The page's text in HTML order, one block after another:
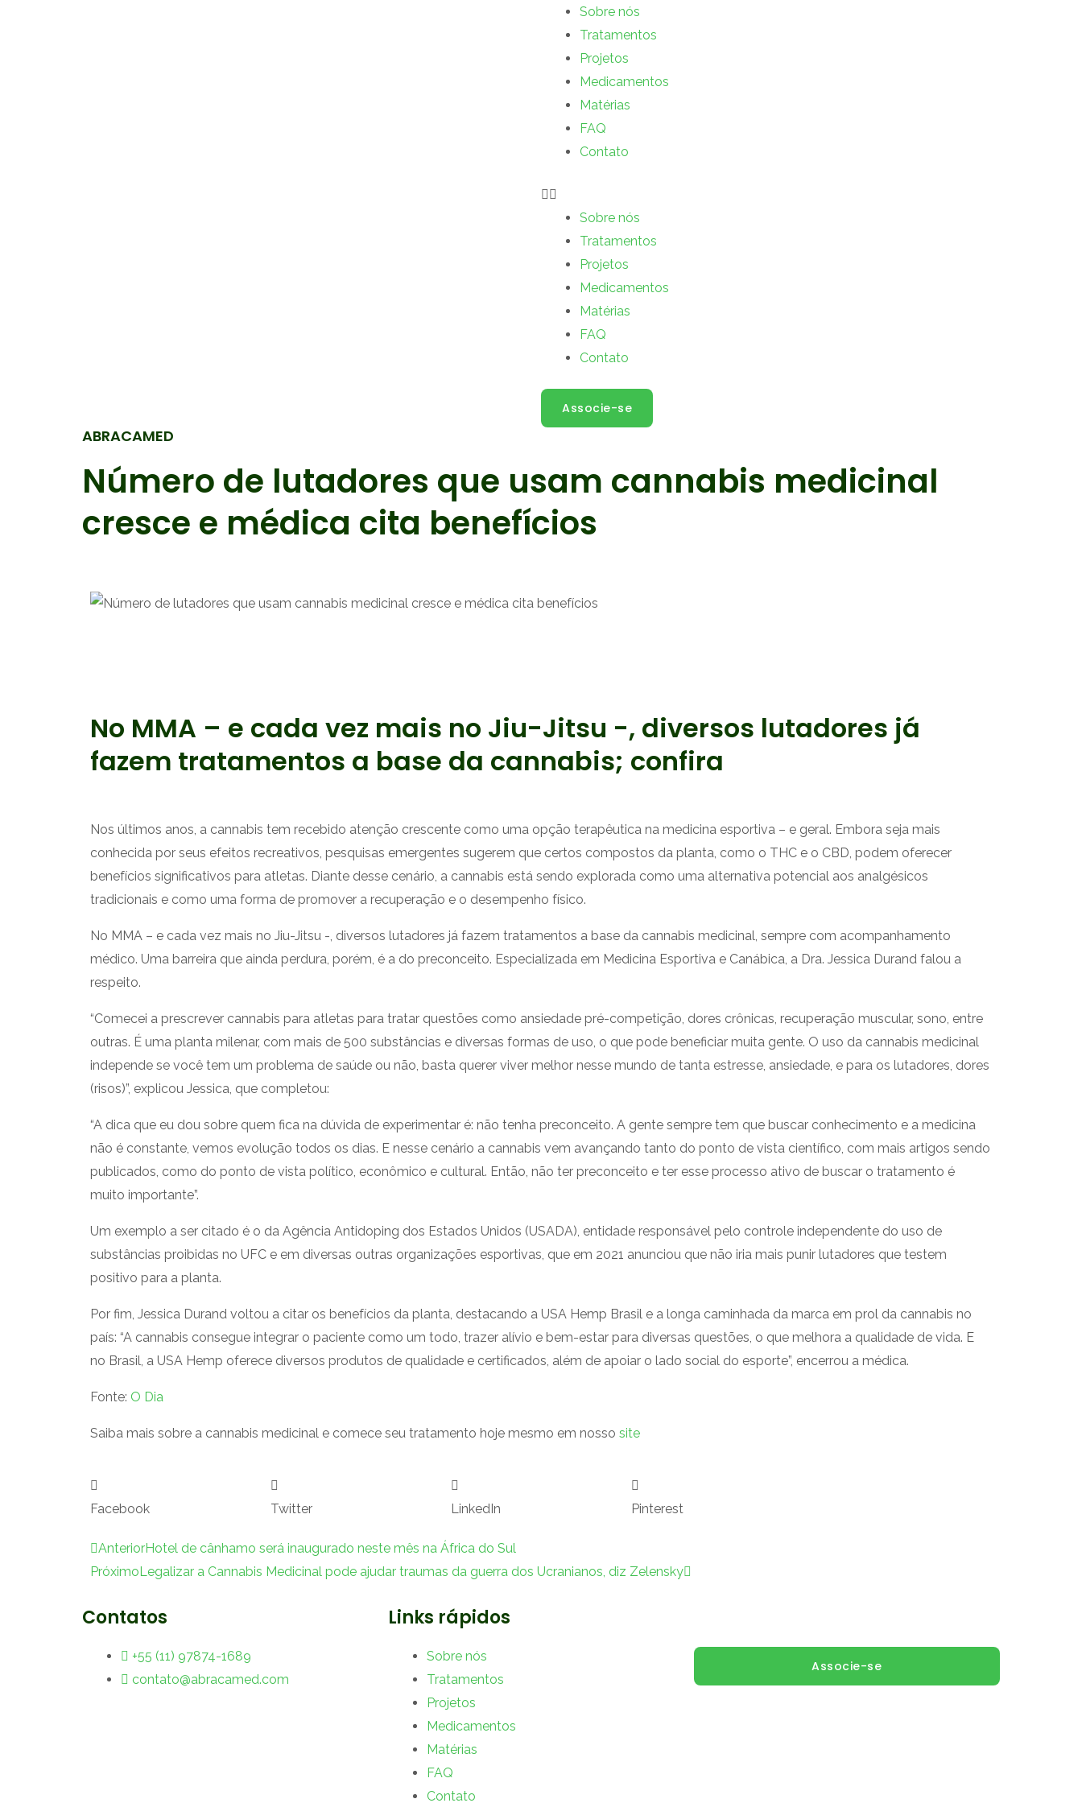
Sobre nós
Tratamentos
Projetos
Medicamentos
Matérias
FAQ
Contato
Sobre nós
Tratamentos
Projetos
Medicamentos
Matérias
FAQ
Contato
Associe-se
ABRACAMED
Número de lutadores que usam cannabis medicinal
cresce e médica cita benefícios
No MMA – e cada vez mais no Jiu-Jitsu -, diversos lutadores já
fazem tratamentos a base da cannabis; confira
Nos últimos anos, a cannabis tem recebido atenção crescente como uma opção terapêutica na medicina esportiva – e geral. Embora seja mais
conhecida por seus efeitos recreativos, pesquisas emergentes sugerem que certos compostos da planta, como o THC e o CBD, podem oferecer
benefícios significativos para atletas. Diante desse cenário, a cannabis está sendo explorada como uma alternativa potencial aos analgésicos
tradicionais e como uma forma de promover a recuperação e o desempenho físico.
No MMA – e cada vez mais no Jiu-Jitsu -, diversos lutadores já fazem tratamentos a base da cannabis medicinal, sempre com acompanhamento
médico. Uma barreira que ainda perdura, porém, é a do preconceito. Especializada em Medicina Esportiva e Canábica, a Dra. Jessica Durand falou a
respeito.
“Comecei a prescrever cannabis para atletas para tratar questões como ansiedade pré-competição, dores crônicas, recuperação muscular, sono, entre
outras. É uma planta milenar, com mais de 500 substâncias e diversas formas de uso, o que pode beneficiar muita gente. O uso da cannabis medicinal
independe se você tem um problema de saúde ou não, basta querer viver melhor nesse mundo de tanta estresse, ansiedade, e para os lutadores, dores
(risos)”, explicou Jessica, que completou:
“A dica que eu dou sobre quem fica na dúvida de experimentar é: não tenha preconceito. A gente sempre tem que buscar conhecimento e a medicina
não é constante, vemos evolução todos os dias. E nesse cenário a cannabis vem avançando tanto do ponto de vista científico, com mais artigos sendo
publicados, como do ponto de vista político, econômico e cultural. Então, não ter preconceito e ter esse processo ativo de buscar o tratamento é
muito importante”.
Um exemplo a ser citado é o da Agência Antidoping dos Estados Unidos (USADA), entidade responsável pelo controle independente do uso de
substâncias proibidas no UFC e em diversas outras organizações esportivas, que em 2021 anunciou que não iria mais punir lutadores que testem
positivo para a planta.
Por fim, Jessica Durand voltou a citar os benefícios da planta, destacando a USA Hemp Brasil e a longa caminhada da marca em prol da cannabis no
país: “A cannabis consegue integrar o paciente como um todo, trazer alívio e bem-estar para diversas questões, o que melhora a qualidade de vida. E
no Brasil, a USA Hemp oferece diversos produtos de qualidade e certificados, além de apoiar o lado social do esporte”, encerrou a médica.
Fonte: O Dia
Saiba mais sobre a cannabis medicinal e comece seu tratamento hoje mesmo em nosso site
Facebook Twitter LinkedIn Pinterest
Anterior
AnteriorHotel de cânhamo será inaugurado neste mês na África do Sul
Próximo Legalizar a Cannabis Medicinal pode ajudar traumas da guerra dos Ucranianos, diz Zelensky
Contatos
+55 (11) 97874-1689
contato@abracamed.com
Links rápidos
Sobre nós
Tratamentos
Projetos
Medicamentos
Matérias
FAQ
Contato
Associe-se